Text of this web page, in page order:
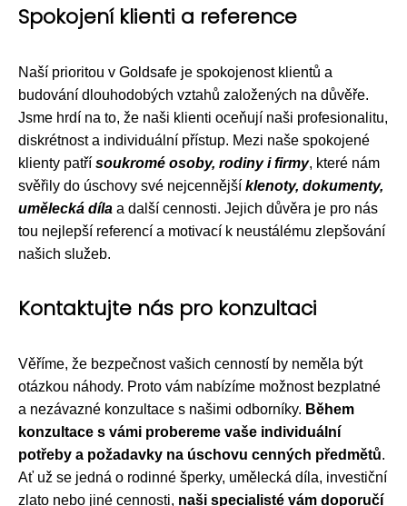
Spokojení klienti a reference
Naší prioritou v Goldsafe je spokojenost klientů a
budování dlouhodobých vztahů založených na důvěře.
Jsme hrdí na to, že naši klienti oceňují naši profesionalitu,
diskrétnost a individuální přístup. Mezi naše spokojené
klienty patří soukromé osoby, rodiny i firmy, které nám
svěřily do úschovy své nejcennější klenoty, dokumenty,
umělecká díla a další cennosti. Jejich důvěra je pro nás
tou nejlepší referencí a motivací k neustálému zlepšování
našich služeb.
Kontaktujte nás pro konzultaci
Věříme, že bezpečnost vašich cenností by neměla být
otázkou náhody. Proto vám nabízíme možnost bezplatné
a nezávazné konzultace s našimi odborníky. Během
konzultace s vámi probereme vaše individuální
potřeby a požadavky na úschovu cenných předmětů.
Ať už se jedná o rodinné šperky, umělecká díla, investiční
zlato nebo jiné cennosti, naši specialisté vám doporučí